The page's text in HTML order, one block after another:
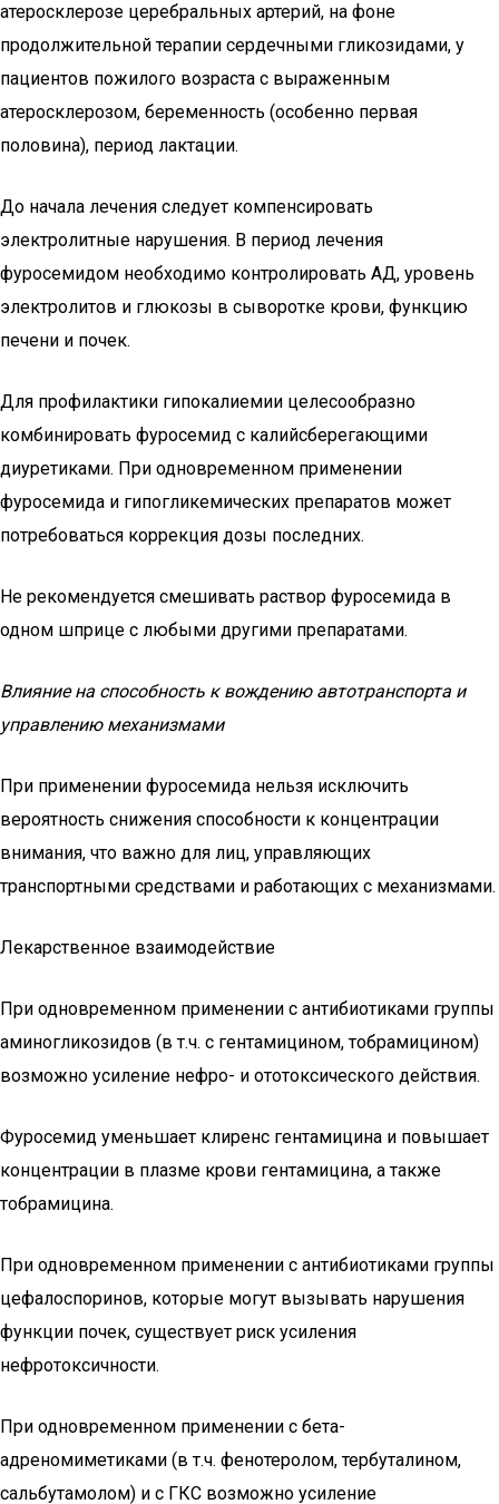
атеросклерозе церебральных артерий, на фоне
продолжительной терапии сердечными гликозидами, у
пациентов пожилого возраста с выраженным
атеросклерозом, беременность (особенно первая
половина), период лактации.
До начала лечения следует компенсировать
электролитные нарушения. В период лечения
фуросемидом необходимо контролировать АД, уровень
электролитов и глюкозы в сыворотке крови, функцию
печени и почек.
Для профилактики гипокалиемии целесообразно
комбинировать фуросемид с калийсберегающими
диуретиками. При одновременном применении
фуросемида и гипогликемических препаратов может
потребоваться коррекция дозы последних.
Не рекомендуется смешивать раствор фуросемида в
одном шприце с любыми другими препаратами.
Влияние на способность к вождению автотранспорта и
управлению механизмами
При применении фуросемида нельзя исключить
вероятность снижения способности к концентрации
внимания, что важно для лиц, управляющих
транспортными средствами и работающих с механизмами.
Лекарственное взаимодействие
При одновременном применении с антибиотиками группы
аминогликозидов (в т.ч. с гентамицином, тобрамицином)
возможно усиление нефро- и ототоксического действия.
Фуросемид уменьшает клиренс гентамицина и повышает
концентрации в плазме крови гентамицина, а также
тобрамицина.
При одновременном применении с антибиотиками группы
цефалоспоринов, которые могут вызывать нарушения
функции почек, существует риск усиления
нефротоксичности.
При одновременном применении с бета-
адреномиметиками (в т.ч. фенотеролом, тербуталином,
сальбутамолом) и с ГКС возможно усиление